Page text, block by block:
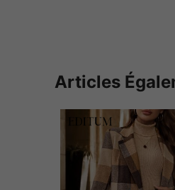
Articles